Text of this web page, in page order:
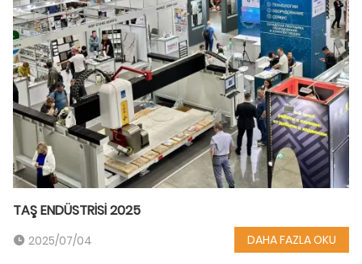
TAŞ ENDÜSTRİSİ 2025
2025/07/04 DAHA FAZLA OKU